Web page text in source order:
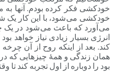
خودکشی فکر کرده بودم. آنها
خودکشی می شود، با این کار یک
می آورد که باعث می شود در یک
انرژی بسیار زیادی نیاز خواهد
کند. بعد از اینکه روح از آن
همان زندگی و همۀ چیزهایی که
بود را دوباره از اول تجربه کند